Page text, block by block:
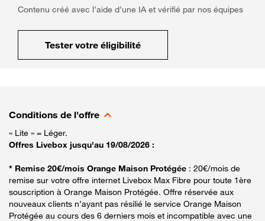
Contenu créé avec l’aide d’une IA et vérifié par nos équipes
Tester votre éligibilité
Conditions de l'offre
« Lite » = Léger.
Offres Livebox jusqu'au 19/08/2026 :
* Remise 20€/mois Orange Maison Protégée : 20€/mois de
remise sur votre offre internet Livebox Max Fibre pour toute 1ère
souscription à Orange Maison Protégée. Offre réservée aux
nouveaux clients n’ayant pas résilié le service Orange Maison
Protégée au cours des 6 derniers mois et incompatible avec une